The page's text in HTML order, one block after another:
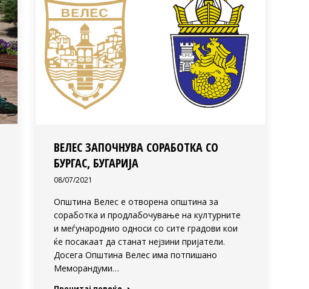
ВЕЛЕС ЗАПОЧНУВА СОРАБОТКА СО
БУРГАС, БУГАРИЈА
08/07/2021
Општина Велес е отворена општина за
соработка и продлабочување на културните
и меѓународнио односи со сите градови кои
ќе посакаат да станат нејзини пријатели.
Досега Општина Велес има потпишано
Меморандуми…